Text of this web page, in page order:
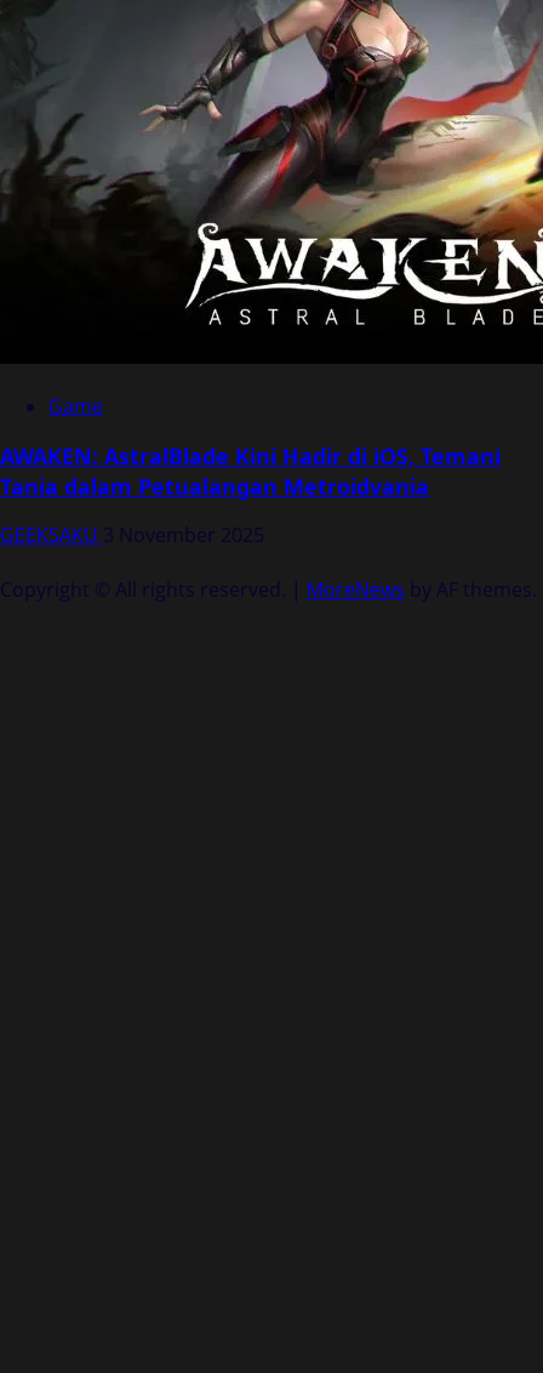
Game
AWAKEN: AstralBlade Kini Hadir di iOS, Temani
Tania dalam Petualangan Metroidvania
GEEKSAKU 3 November 2025
Copyright © All rights reserved. | MoreNews by AF themes.